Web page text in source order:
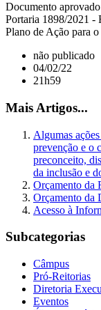
Documento
Portaria 1898/2021 -
Plano de Ação para
não publicado
04/02/22
21h59
Mais Artigos...
Algumas
prevenção e o
preconceito,
da inclusão e
Orçamento da
Orçamento da
Acesso à
Subcategorias
Câmpus
Pró-Reitorias
Diretoria
Eventos